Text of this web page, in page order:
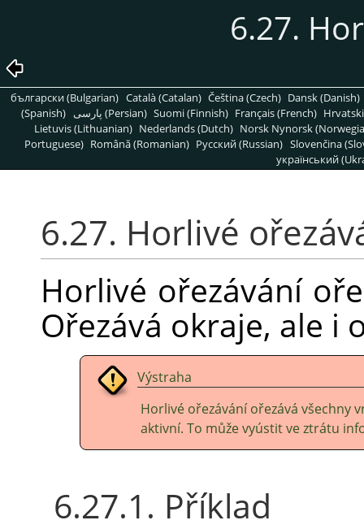
6.27.
български (Bulgarian) Català (Catalan) Čeština (Czech) Dansk (Danish)
(Spanish)
پارسی (Persian) Suomi (Finnish) Français (French)
Lietuvis (Lithuanian) Nederlands (Dutch) Norsk Nynorsk
Portuguese) Română (Romanian) Pусский (Russian) Slovenčina
український
6.27. Horlivé
Horlivé ořezávání
Ořezává okraje, ale i
Výstraha
Horlivé ořezávání ořezává všechny
aktivní. To může vyústit ve ztrátu
6.27.1. Příklad